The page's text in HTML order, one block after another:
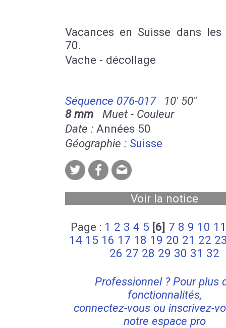
Vacances en Suisse dans les
70.
Vache - décollage
Séquence 076-017
10' 50''
8 mm Muet - Couleur
Date : Années 50
Géographie : Suisse
Voir la notice
Page : 1 2 3 4 5 [6] 7 8 9 10 11
14 15 16 17 18 19 20 21 22
26 27 28 29 30 31 32
Professionnel ? Pour plus
fonctionnalités,
connectez-vous ou inscrivez-
notre espace pro